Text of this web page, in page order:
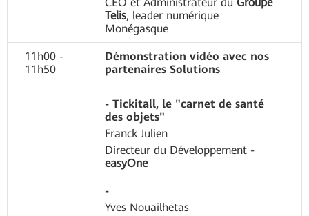
Telis, leader numérique
Monégasque
11h00 -
11h50
Démonstration vidéo avec nos
partenaires Solutions
- Tickitall, le "carnet de santé
des objets"
Franck Julien
Directeur du Développement -
easyOne
-
Yves Nouailhetas